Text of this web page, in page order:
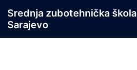
content
Srednja zubotehnička škola
Sarajevo